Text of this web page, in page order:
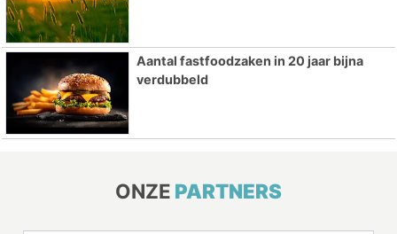
Aantal fastfoodzaken in 20 jaar bijna
verdubbeld
ONZE PARTNERS